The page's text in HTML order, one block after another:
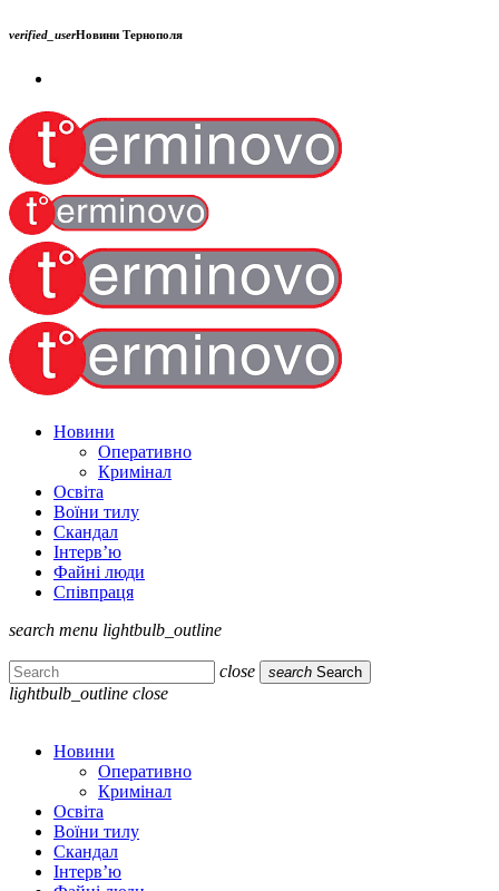
verified_userНовини Тернополя
Новини
Оперативно
Кримінал
Освіта
Воїни тилу
Скандал
Інтерв’ю
Файні люди
Співпраця
search menu lightbulb_outline
close search Search
lightbulb_outline close
Новини
Оперативно
Кримінал
Освіта
Воїни тилу
Скандал
Інтерв’ю